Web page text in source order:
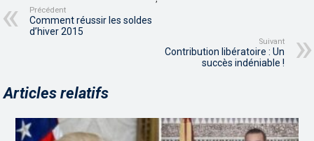
Précédent
Comment réussir les soldes
d’hiver 2015
Suivant
Contribution libératoire : Un
succès indéniable !
Articles relatifs